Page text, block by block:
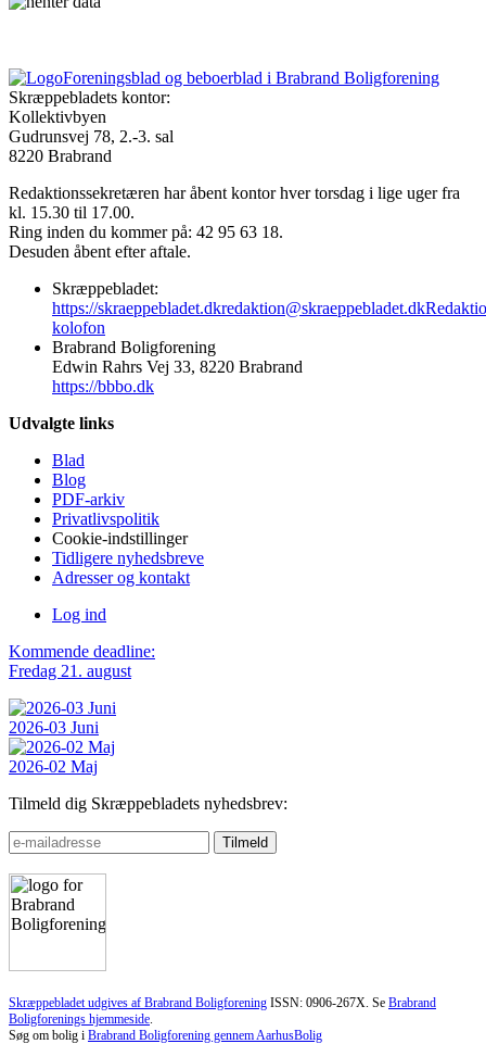
Foreningsblad og beboerblad i Brabrand Boligforening
Skræppebladets kontor:
Kollektivbyen
Gudrunsvej 78, 2.-3. sal
8220 Brabrand
Redaktionssekretæren har åbent kontor hver torsdag i lige uger fra
kl. 15.30 til 17.00.
Ring inden du kommer på: 42 95 63 18.
Desuden åbent efter aftale.
Skræppebladet:
https://skraeppebladet.dkredaktion@skraeppebladet.dk
kolofon
Brabrand Boligforening
Edwin Rahrs Vej 33, 8220 Brabrand
https://bbbo.dk
Udvalgte links
Blad
Blog
PDF-arkiv
Privatlivspolitik
Cookie-indstillinger
Tidligere nyhedsbreve
Adresser og kontakt
Log ind
Kommende deadline:
Fredag 21. august
2026-03 Juni
2026-02 Maj
Tilmeld dig Skræppebladets nyhedsbrev:
Skræppebladet udgives af Brabrand Boligforening ISSN: 0906-267X. Se Brabrand
Boligforenings hjemmeside
Søg om bolig i Brabrand Boligforening gennem AarhusBolig